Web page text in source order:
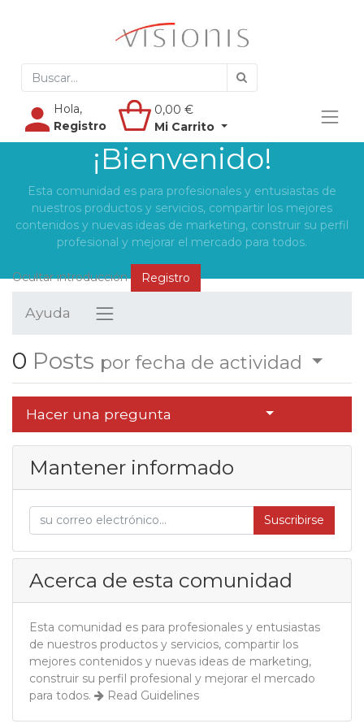
Hola,
Registro
0,00 €
Mi Carrito
¡Bienvenido!
Esta comunidad es para profesionales y entusiastas de
nuestros productos y servicios, compartir los mejores
contenidos y nuevas ideas de marketing, construir su perfil
profesional y mejorar el mercado para todos.
Ocultar introducción Registro
Ayuda
0 Posts por fecha de actividad
Hacer una pregunta Select Post
Mantener informado
Suscribirse
Acerca de esta comunidad
Esta comunidad es para profesionales y entusiastas
de nuestros productos y servicios, compartir los
mejores contenidos y nuevas ideas de marketing,
construir su perfil profesional y mejorar el mercado
para todos.
Read Guidelines